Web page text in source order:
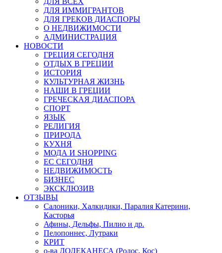
ДЛЯ ИММИГРАНТОВ
ДЛЯ ГРЕКОВ ДИАСПОРЫ
О НЕДВИЖИМОСТИ
АДМИНИСТРАЦИЯ
НОВОСТИ
ГРЕЦИЯ СЕГОДНЯ
ОТДЫХ В ГРЕЦИИ
ИСТОРИЯ
КУЛЬТУРНАЯ ЖИЗНЬ
НАШИ В ГРЕЦИИ
ГРЕЧЕСКАЯ ДИАСПОРА
СПОРТ
ЯЗЫК
РЕЛИГИЯ
ПРИРОДА
КУХНЯ
МОДА И SHOPPING
ЕС СЕГОДНЯ
НЕДВИЖИМОСТЬ
БИЗНЕС
ЭКСКЛЮЗИВ
ОТЗЫВЫ
Салоники, Халкидики, Паралия Катерини,
Касторья
Афины, Дельфы, Пилио и др.
Пелопоннес, Лутраки
КРИТ
о-ва ДОДЕКАНЕСА (Родос, Кос)